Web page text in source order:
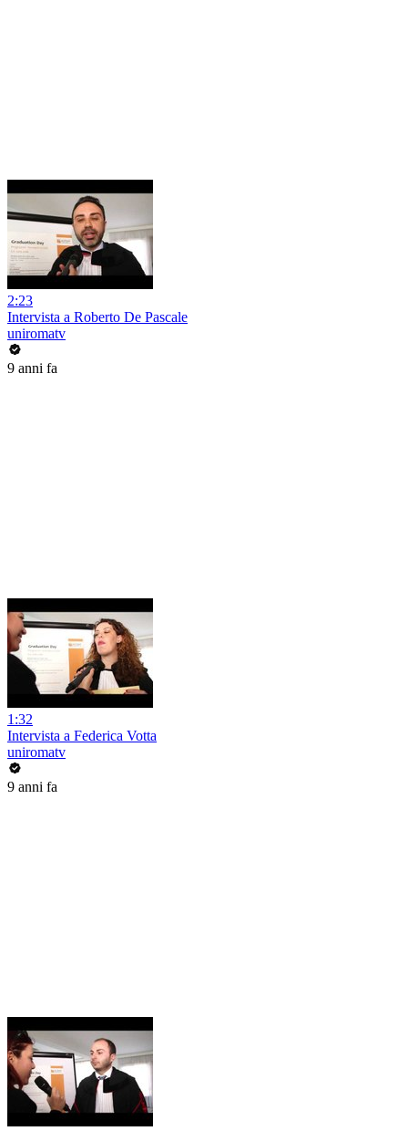
2:23
Intervista a Roberto De Pascale
uniromatv
9 anni fa
1:32
Intervista a Federica Votta
uniromatv
9 anni fa